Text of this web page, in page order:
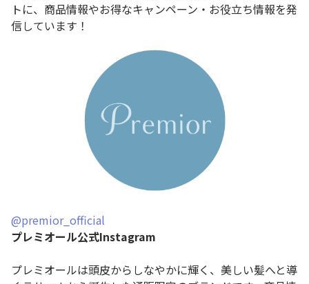
トに、商品情報やお得なキャンペーン・お役立ち情報を発
信しています！
@premior_official
プレミオール公式Instagram
プレミオールは頭皮からしなやかに輝く、美しい髪へと導